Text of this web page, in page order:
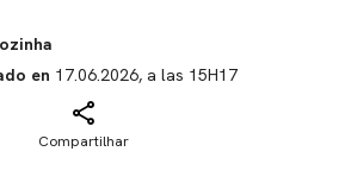
en 17.06.2026, a las 15H17
Compartilhar